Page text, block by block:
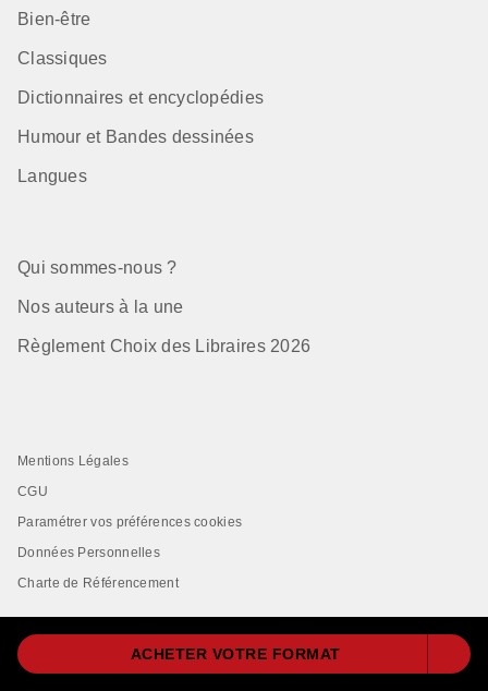
ACHETER VOTRE FORMAT
Bien-être
Classiques
Dictionnaires et encyclopédies
Humour et Bandes dessinées
Langues
Qui sommes-nous ?
Nos auteurs à la une
Règlement Choix des Libraires 2026
Mentions Légales
CGU
Paramétrer vos préférences cookies
Données Personnelles
Charte de Référencement